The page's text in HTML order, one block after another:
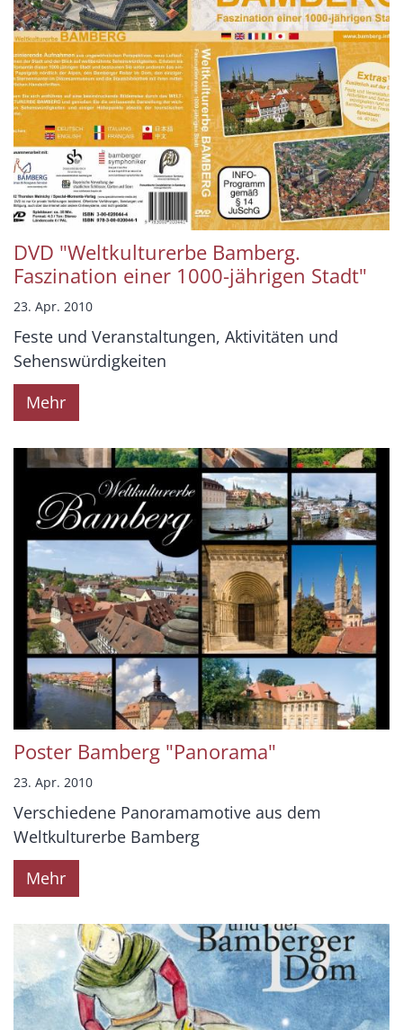
DVD "Weltkulturerbe Bamberg.
Faszination einer 1000-jährigen Stadt"
23. Apr. 2010
Feste und Veranstaltungen, Aktivitäten und
Sehenswürdigkeiten
Mehr
Poster Bamberg "Panorama"
23. Apr. 2010
Verschiedene Panoramamotive aus dem
Weltkulturerbe Bamberg
Mehr